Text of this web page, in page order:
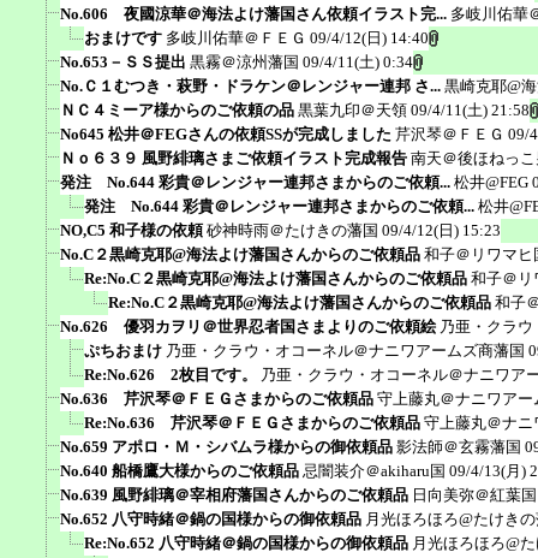
No.606 夜國涼華＠海法よけ藩国さん依頼イラスト完... 多岐川佑華
おまけです 多岐川佑華＠ＦＥＧ 09/4/12(日) 14:40
No.653－ＳＳ提出 黒霧＠涼州藩国 09/4/11(土) 0:34
No.Ｃ１むつき・萩野・ドラケン＠レンジャー連邦 さ... 黒崎克耶@
ＮＣ４ミーア様からのご依頼の品 黒葉九印＠天領 09/4/11(土) 21:58
No645 松井＠FEGさんの依頼SSが完成しました 芹沢琴＠ＦＥＧ 09/
Ｎｏ６３９ 風野緋璃さまご依頼イラスト完成報告 南天＠後ほねっ
発注 No.644 彩貴＠レンジャー連邦さまからのご依頼... 松井@FEG
発注 No.644 彩貴＠レンジャー連邦さまからのご依頼... 松井
NO,C5 和子様の依頼 砂神時雨＠たけきの藩国 09/4/12(日) 15:23
No.C２黒崎克耶@海法よけ藩国さんからのご依頼品 和子＠リワマヒ
Re:No.C２黒崎克耶@海法よけ藩国さんからのご依頼品 和子＠リ
Re:No.C２黒崎克耶@海法よけ藩国さんからのご依頼品 和子
No.626 優羽カヲリ＠世界忍者国さまよりのご依頼絵 乃亜・クラ
ぷちおまけ 乃亜・クラウ・オコーネル＠ナニワアームズ商藩国
Re:No.626 2枚目です。
乃亜・クラウ・オコーネル＠ナニワア
No.636 芹沢琴＠ＦＥＧさまからのご依頼品 守上藤丸＠ナニワアー
Re:No.636 芹沢琴＠ＦＥＧさまからのご依頼品 守上藤丸＠ナ
No.659 アポロ・Ｍ・シバムラ様からの御依頼品 影法師＠玄霧藩国
No.640 船橋鷹大様からのご依頼品 忌闇装介＠akiharu国 09/4/13(月)
No.639 風野緋璃＠宰相府藩国さんからのご依頼品 日向美弥＠紅葉国
No.652 八守時緒＠鍋の国様からの御依頼品 月光ほろほろ@たけき
Re:No.652 八守時緒＠鍋の国様からの御依頼品 月光ほろほろ@